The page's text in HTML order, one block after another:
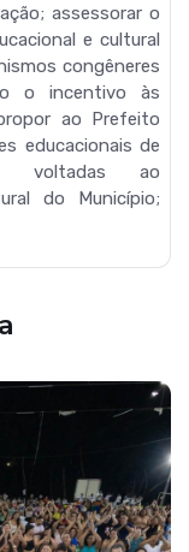
assessorar o
e cultural
congêneres
o incentivo às
ao Prefeito
educacionais de
voltadas ao
do Município;